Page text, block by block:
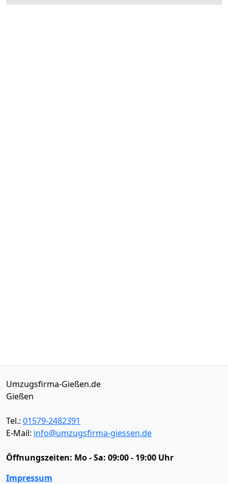
Umzugsfirma-Gießen.de
Gießen
Tel.: 01579-2482391
E-Mail: info@umzugsfirma-giessen.de
Öffnungszeiten: Mo - Sa: 09:00 - 19:00 Uhr
Impressum